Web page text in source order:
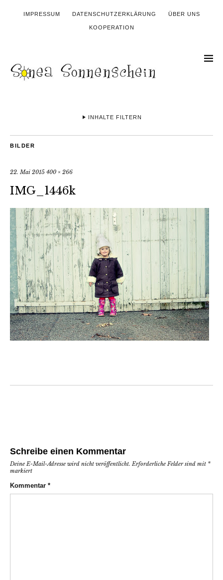
IMPRESSUM DATENSCHUTZERKLÄRUNG ÜBER UNS
KOOPERATION
INHALTE FILTERN
BILDER
22. Mai 2015 400 × 266
IMG_1446k
Schreibe einen Kommentar
Deine E-Mail-Adresse wird nicht veröffentlicht. Erforderliche Felder sind mit *
markiert
Kommentar *